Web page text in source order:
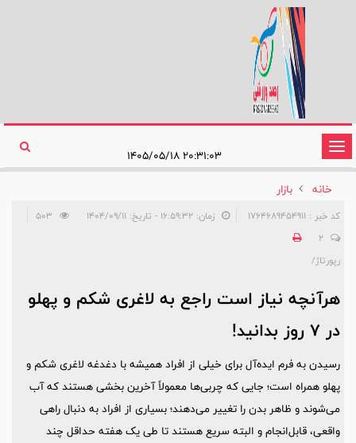
تغییر
وضعیت
ناوبری
خانه
بازار
کد خبر : 1764689454911 زمان: ۱۶:۵۹:۳۲ - تاریخ: ۱۴۰۴/۰۹/۱۱
2
رپورتاژ/
هرآنچه نیاز است راجع‌ به لاغری شکم و پهلو
در ۷ روز بدانید!
رسیدن به فرم ایده‌آل برای خیلی از افراد همیشه با دغدغه لاغری شکم و
پهلو همراه است؛ جایی که چربی‌ها معمولاً آخرین بخشی هستند که آب
می‌شوند و ظاهر بدن را تغییر می‌دهند؛ بسیاری از افراد به دنبال راهی
واقعی، قابل‌انجام و البته سریع هستند تا طی یک هفته حداقل چند